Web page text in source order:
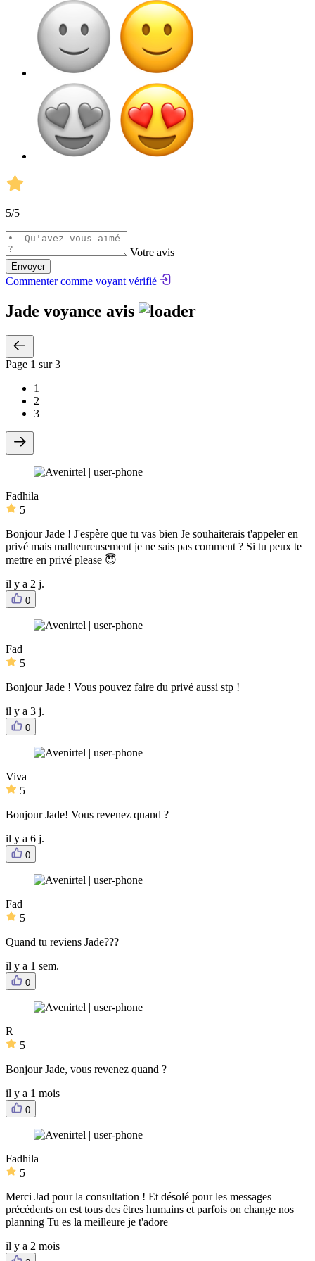
5/5
Votre avis
Envoyer
Commenter comme voyant vérifié
Jade voyance avis
Page 1 sur 3
1
2
3
Fadhila
5
Bonjour Jade ! J'espère que tu vas bien Je souhaiterais t'appeler en
privé mais malheureusement je ne sais pas comment ? Si tu peux te
mettre en privé please 😇
il y a 2 j.
0
Fad
5
Bonjour Jade ! Vous pouvez faire du privé aussi stp !
il y a 3 j.
0
Viva
5
Bonjour Jade! Vous revenez quand ?
il y a 6 j.
0
Fad
5
Quand tu reviens Jade???
il y a 1 sem.
0
R
5
Bonjour Jade, vous revenez quand ?
il y a 1 mois
0
Fadhila
5
Merci Jad pour la consultation ! Et désolé pour les messages
précédents on est tous des êtres humains et parfois on change nos
planning Tu es la meilleure je t'adore
il y a 2 mois